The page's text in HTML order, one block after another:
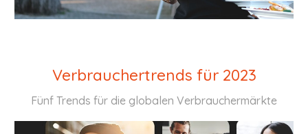
Verbrauchertrends für 2023
Fünf Trends für die globalen Verbrauchermärkte